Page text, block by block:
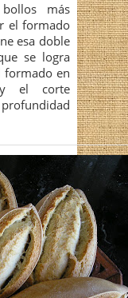
más
el formado
esa doble
se logra
formado en
el corte